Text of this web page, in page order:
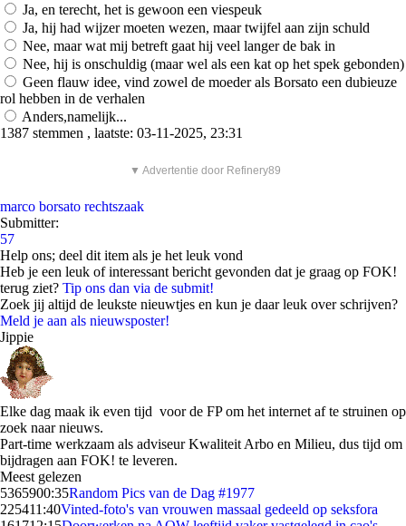
Ja, en terecht, het is gewoon een viespeuk
Ja, hij had wijzer moeten wezen, maar twijfel aan zijn schuld
Nee, maar wat mij betreft gaat hij veel langer de bak in
Nee, hij is onschuldig (maar wel als een kat op het spek gebonden)
Geen flauw idee, vind zowel de moeder als Borsato een dubieuze
rol hebben in de verhalen
Anders,namelijk...
1387 stemmen , laatste: 03-11-2025, 23:31
▼ Advertentie door Refinery89
marco borsato rechtszaak
Submitter:
57
Help ons; deel dit item als je het leuk vond
Heb je een leuk of interessant bericht gevonden dat je graag op FOK!
terug ziet? Tip ons dan via de submit!
Zoek jij altijd de leukste nieuwtjes en kun je daar leuk over schrijven?
Meld je aan als nieuwsposter!
Jippie
Elke dag maak ik even tijd voor de FP om het internet af te struinen op
zoek naar nieuws.
Part-time werkzaam als adviseur Kwaliteit Arbo en Milieu, dus tijd om
bijdragen aan FOK! te leveren.
Meest gelezen
5365900:35Random Pics van de Dag #1977
225411:40Vinted-foto's van vrouwen massaal gedeeld op seksfora